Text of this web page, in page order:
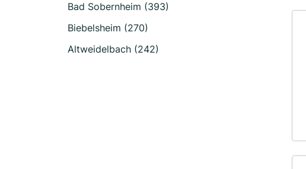
Bad Sobernheim (393)
Biebelsheim (270)
Altweidelbach (242)